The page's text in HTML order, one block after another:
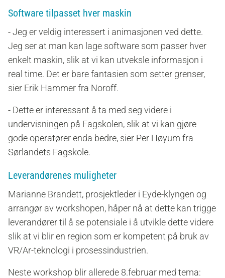
Software tilpasset hver maskin
- Jeg er veldig interessert i animasjonen ved dette.
Jeg ser at man kan lage software som passer hver
enkelt maskin, slik at vi kan utveksle informasjon i
real time. Det er bare fantasien som setter grenser,
sier Erik Hammer fra Noroff.
- Dette er interessant å ta med seg videre i
undervisningen på Fagskolen, slik at vi kan gjøre
gode operatører enda bedre, sier Per Høyum fra
Sørlandets Fagskole.
Leverandørenes muligheter
Marianne Brandett, prosjektleder i Eyde-klyngen og
arrangør av workshopen, håper nå at dette kan trigge
leverandører til å se potensiale i å utvikle dette videre
slik at vi blir en region som er kompetent på bruk av
VR/Ar-teknologi i prosessindustrien.
Neste workshop blir allerede 8.februar med tema: